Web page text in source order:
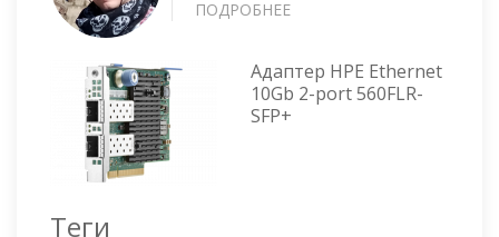
ПОДРОБНЕЕ
560FLR-
SFP+
Адаптер HPE Ethernet
10Gb 2-port 560FLR-
SFP+
Теги